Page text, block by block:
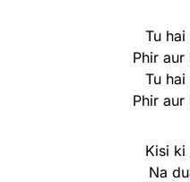
Tu
Phir
Tu
Phir
Kisi ki
Na